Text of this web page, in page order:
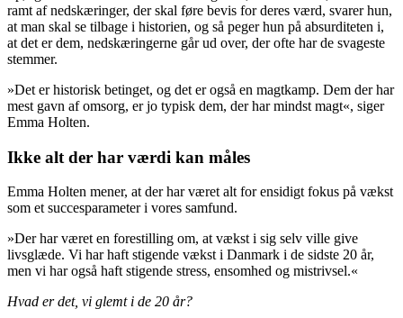
ramt af nedskæringer, der skal føre bevis for deres værd, svarer hun,
at man skal se tilbage i historien, og så peger hun på absurditeten i,
at det er dem, nedskæringerne går ud over, der ofte har de svageste
stemmer.
»Det er historisk betinget, og det er også en magtkamp. Dem der har
mest gavn af omsorg, er jo typisk dem, der har mindst magt«, siger
Emma Holten.
Ikke alt der har værdi kan måles
Emma Holten mener, at der har været alt for ensidigt fokus på vækst
som et succesparameter i vores samfund.
»Der har været en forestilling om, at vækst i sig selv ville give
livsglæde. Vi har haft stigende vækst i Danmark i de sidste 20 år,
men vi har også haft stigende stress, ensomhed og mistrivsel.«
Hvad er det, vi glemt i de 20 år?